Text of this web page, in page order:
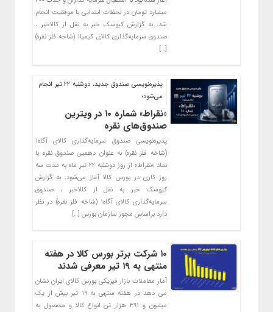
میلیارد تومان در لحظات ابتدایی با موفقیت انجام
شد. به گزارش کیوسک خبر به نقل از کالاخبر ،
صندوق سرمایه‌گذاری کالای کیمیا۱ (شاخه فلز نقره)
[…]
پذیره‌نویسی صندوق جدید، دوشنبه ۲۲ تیر انجام
می‌شود؛
«نقراط» شماره ۱۰ در ویترین
صندوق‌های نقره
پذیره‌نویسی صندوق سرمایه‌گذاری کالای آگاه۱
(شاخه فلز نقره) به عنوان دهمین صندوق نقره با
نماد «نقراط» از روز دوشنبه ۲۲ تیر ماه به مدت سه
روز کاری در بورس کالا آغاز می‌شود. به گزارش
کیوسک خبر به نقل از کالاخبر ، صندوق
سرمایه‌گذاری کالای آگاه۱ (شاخه فلز نقره) در نظر
دارد براساس مجوز سازمان بورس […]
۱۰ شرکت برتر بورس کالا در هفته
منتهی به ۱۹ تیر معرفی شدند
آمار معاملات بازار فیزیکی بورس کالای ایران نشان
می دهد در هفته منتهی به ۱۹ تیر بیش از یک
میلیون و ۳۹۱ هزار تن انواع کالا و محصول به